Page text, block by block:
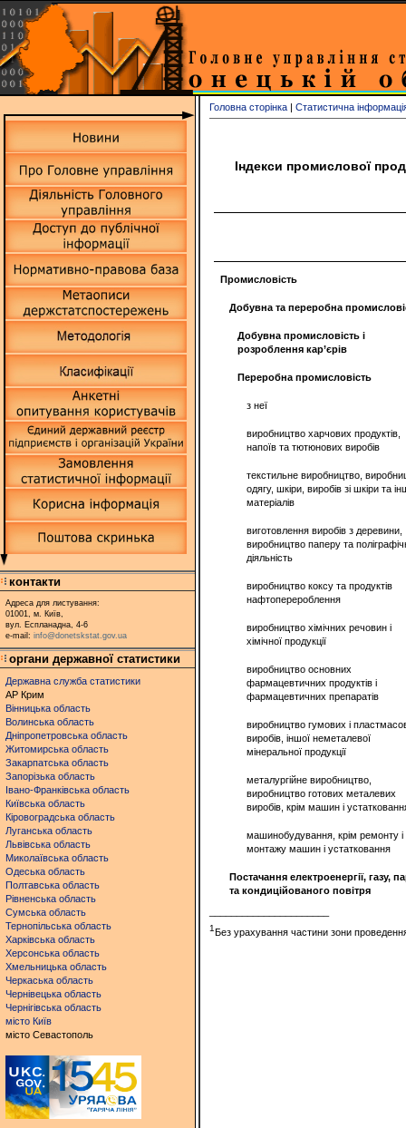
контакти
Адреса для листування:
01001, м. Київ,
вул. Еспланадна, 4-6
e-mail: info@donetskstat.gov.ua
органи державної статистики
Державна служба статистики
АР Крим
Вінницька область
Волинська область
Дніпропетровська область
Житомирська область
Закарпатська область
Запорізька область
Івано-Франківська область
Київська область
Кіровоградська область
Луганська область
Львівська область
Миколаївська область
Одеська область
Полтавська область
Рівненська область
Сумська область
Тернопільська область
Харківська область
Херсонська область
Хмельницька область
Черкаська область
Чернівецька область
Чернігівська область
місто Київ
місто Севастополь
Головна сторінка | Статистична
Індекси промислової
Промисловість
Добувна та переробна
Добувна промисловість і
розроблення кар’єрів
Переробна промисловість
з неї
виробництво харчових продуктів,
напоїв та тютюнових виробів
текстильне виробництво,
одягу, шкіри, виробів зі шкіри та
матеріалів
виготовлення виробів з деревини,
виробництво паперу та
діяльність
виробництво коксу та продуктів
нафтоперероблення
виробництво хімічних речовин і
хімічної продукції
виробництво основних
фармацевтичних продуктів і
фармацевтичних препаратів
виробництво гумових і
виробів, іншої неметалевої
мінеральної продукції
металургійне виробництво,
виробництво готових металевих
виробів, крім машин і
машинобудування, крім ремонту і
монтажу машин і устатковання
Постачанняелектроенергії, газу,
та кондиційованого повітря
1Без урахування частини зони